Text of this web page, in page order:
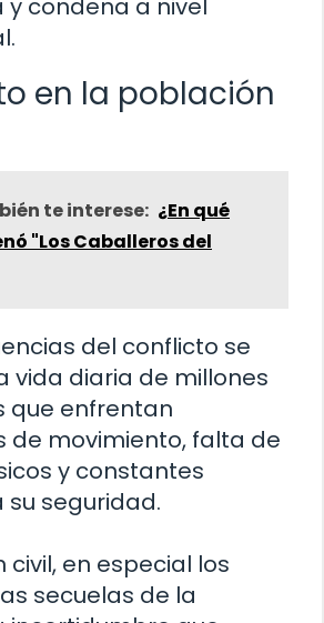
y condena a nivel
en la población
te interese: ¿En qué
"Los Caballeros del
del conflicto se
vida diaria de millones
que enfrentan
de movimiento, falta de
y constantes
seguridad.
civil, en especial los
secuelas de la